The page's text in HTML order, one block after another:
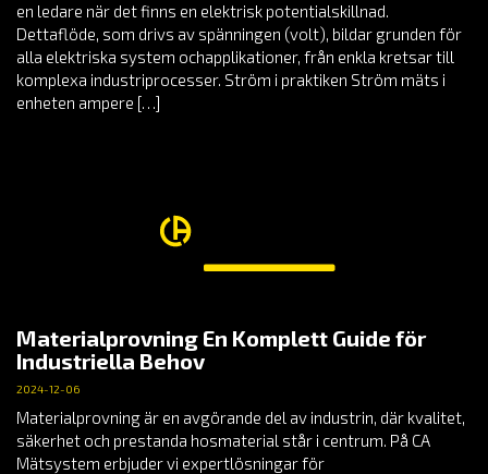
en ledare när det finns en elektrisk potentialskillnad.
Dettaflöde, som drivs av spänningen (volt), bildar grunden för
alla elektriska system ochapplikationer, från enkla kretsar till
komplexa industriprocesser. Ström i praktiken Ström mäts i
enheten ampere […]
Materialprovning En Komplett Guide för
Industriella Behov
2024-12-06
Materialprovning är en avgörande del av industrin, där kvalitet,
säkerhet och prestanda hosmaterial står i centrum. På CA
Mätsystem erbjuder vi expertlösningar för